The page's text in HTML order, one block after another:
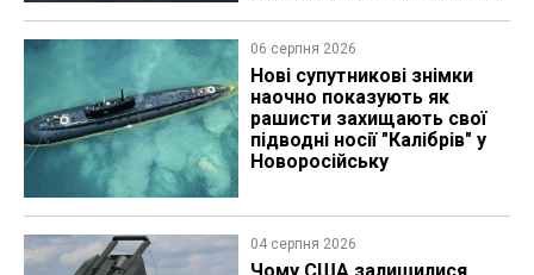
06 серпня 2026
Нові супутникові знімки
наочно показують як
рашисти захищають свої
підводні носії "Калібрів" у
Новоросійську
04 серпня 2026